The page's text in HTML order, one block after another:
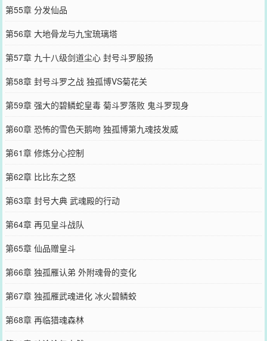
第55章 分发仙品
第56章 大地骨龙与九宝琉璃塔
第57章 九十八级剑道尘心 封号斗罗殷扬
第58章 封号斗罗之战 独孤博VS菊花关
第59章 强大的碧鳞蛇皇毒 菊斗罗落败 鬼斗罗现身
第60章 恐怖的雪色天鹅吻 独孤博第九魂技发威
第61章 修炼分心控制
第62章 比比东之怒
第63章 封号大典 武魂殿的行动
第64章 再见皇斗战队
第65章 仙品赠皇斗
第66章 独孤雁认弟 外附魂骨的变化
第67章 独孤雁武魂进化 冰火碧鳞蛟
第68章 再临猎魂森林